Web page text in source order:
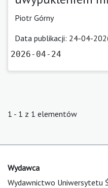
Piotr Górny
Data publikacji: 24-04-
2026-04-24
1 - 1 z 1 elementów
Wydawca
Wydawnictwo Uniwersytetu